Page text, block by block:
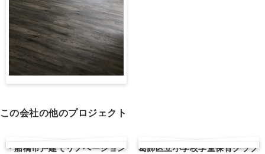
この会社の他のプロジェクト
＊船橋市戸建てリノベーション
葛飾区立小学校学童保育クラブ